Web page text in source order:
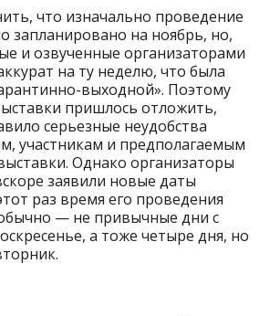
что изначально проведение
запланировано на ноябрь, но,
и озвученные организаторами
на ту неделю, что была
выходной». Поэтому
пришлось отложить,
серьезные неудобства
участникам и предполагаемым
Однако организаторы
заявили новые даты
раз время его проведения
— не привычные дни с
а тоже четыре дня, но